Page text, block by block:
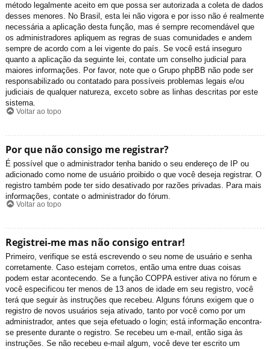
método legalmente aceito em que possa ser autorizada a coleta de dados
desses menores. No Brasil, esta lei não vigora e por isso não é realmente
necessária a aplicação desta função, mas é sempre recomendável que
os administradores apliquem as regras de suas comunidades e andem
sempre de acordo com a lei vigente do país. Se você está inseguro
quanto a aplicação da seguinte lei, contate um conselho judicial para
maiores informações. Por favor, note que o Grupo phpBB não pode ser
responsabilizado ou contatado para possíveis problemas legais e/ou
judiciais de qualquer natureza, exceto sobre as linhas descritas por este
sistema.
Voltar ao topo
Por que não consigo me registrar?
É possível que o administrador tenha banido o seu endereço de IP ou
adicionado como nome de usuário proibido o que você deseja registrar. O
registro também pode ter sido desativado por razões privadas. Para mais
informações, contate o administrador do fórum.
Voltar ao topo
Registrei-me mas não consigo entrar!
Primeiro, verifique se está escrevendo o seu nome de usuário e senha
corretamente. Caso estejam corretos, então uma entre duas coisas
podem estar acontecendo. Se a função COPPA estiver ativa no fórum e
você especificou ter menos de 13 anos de idade em seu registro, você
terá que seguir às instruções que recebeu. Alguns fóruns exigem que o
registro de novos usuários seja ativado, tanto por você como por um
administrador, antes que seja efetuado o login; está informação encontra-
se presente durante o registro. Se recebeu um e-mail, então siga às
instruções. Se não recebeu e-mail algum, você deve ter escrito um